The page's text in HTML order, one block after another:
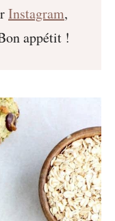
Instagram,
appétit !